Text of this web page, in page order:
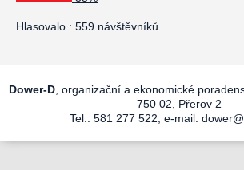
Hlasovalo : 559 návštěvníků
Dower-D , organizační a ekonomické
750 02, Přerov 2
Tel.: 581 277 522, e-mail: